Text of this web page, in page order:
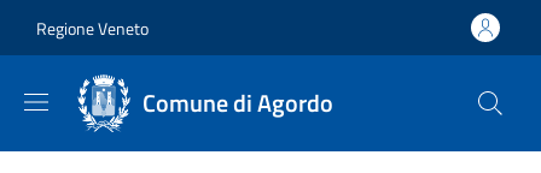
Regione Veneto
Comune di Agordo